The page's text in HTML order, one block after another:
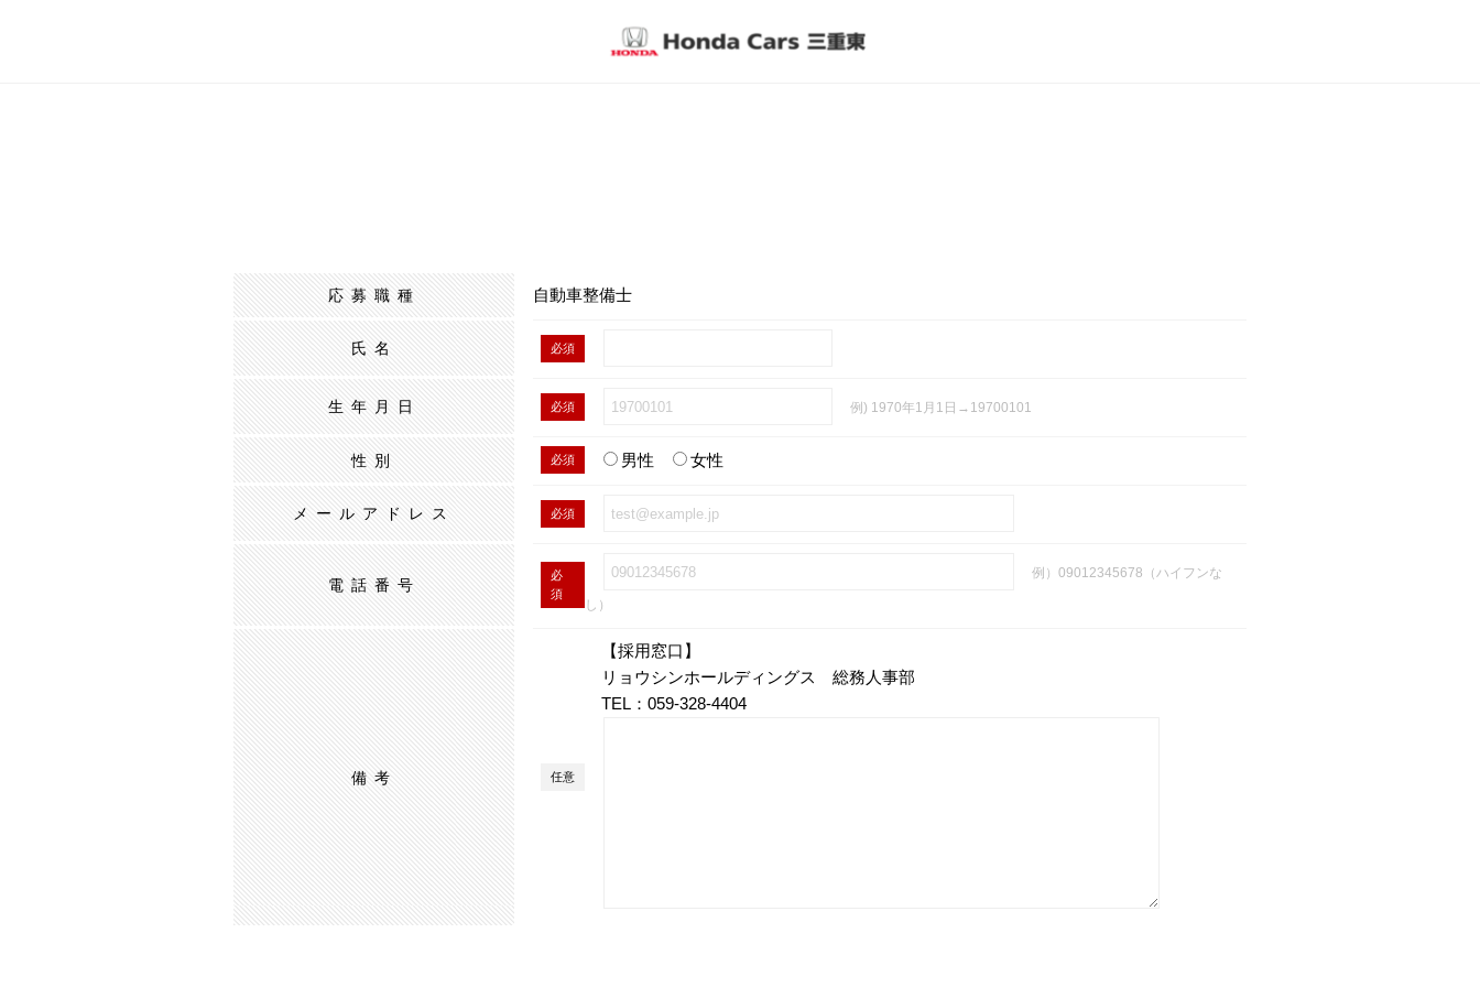
応募職種 自動車整備士
氏名 必須
生年月日 必須 例) 1970年1月1日→19700101
性別 必須 男性 女性
メールアドレス 必須
電話番号
必
須
例）09012345678（ハイフンな
し）
備考 任意
【採用窓口】
リョウシンホールディングス 総務人事部
TEL：059-328-4404